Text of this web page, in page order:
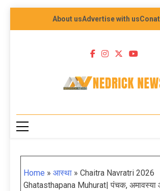
About usAdvertise with us
NEDRICK
Home » आस्था » Chaitra Navratri 2026
Ghatasthapana Muhurat| पंचक,